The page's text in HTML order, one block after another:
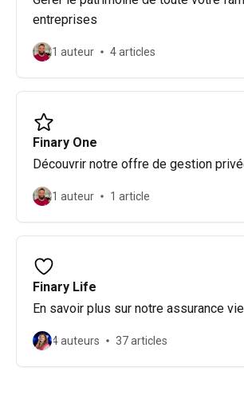
entreprises
1 auteur 4 articles
Finary One
Découvrir notre offre de gestion
1 auteur 1 article
Finary Life
En savoir plus sur notre assurance vie
4 auteurs 37 articles